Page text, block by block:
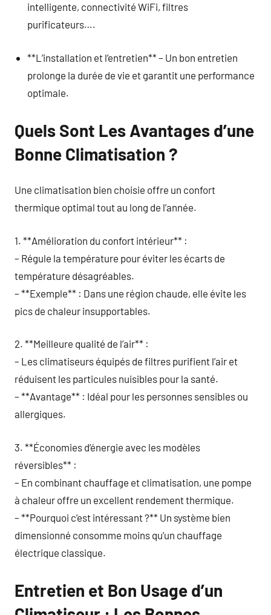
intelligente, connectivité WiFi, filtres
purificateurs….
**L’installation et l’entretien** – Un bon entretien
prolonge la durée de vie et garantit une performance
optimale.
Quels Sont Les Avantages d’une
Bonne Climatisation ?
Une climatisation bien choisie offre un confort
thermique optimal tout au long de l’année.
1. **Amélioration du confort intérieur** :
– Régule la température pour éviter les écarts de
température désagréables.
– **Exemple** : Dans une région chaude, elle évite les
pics de chaleur insupportables.
2. **Meilleure qualité de l’air** :
– Les climatiseurs équipés de filtres purifient l’air et
réduisent les particules nuisibles pour la santé.
– **Avantage** : Idéal pour les personnes sensibles ou
allergiques.
3. **Économies d’énergie avec les modèles
réversibles** :
– En combinant chauffage et climatisation, une pompe
à chaleur offre un excellent rendement thermique.
– **Pourquoi c’est intéressant ?** Un système bien
dimensionné consomme moins qu’un chauffage
électrique classique.
Entretien et Bon Usage d’un